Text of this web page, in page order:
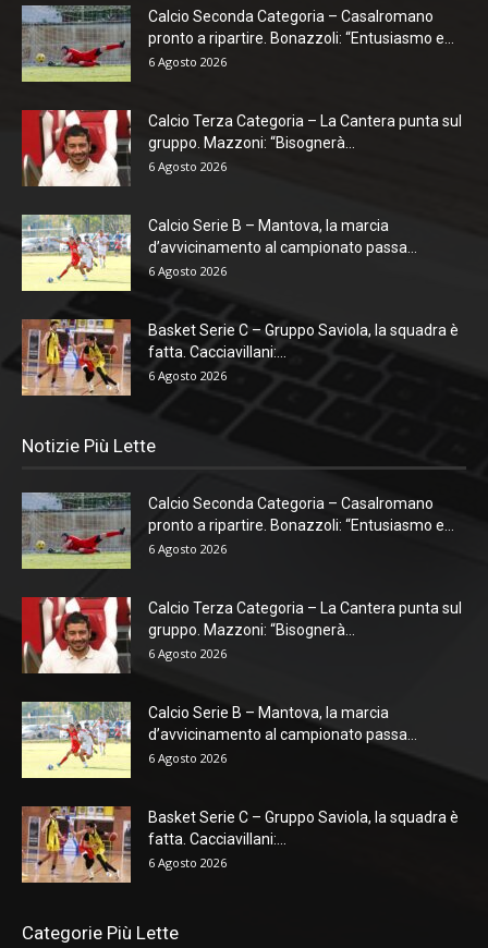
Calcio Seconda Categoria – Casalromano
pronto a ripartire. Bonazzoli: “Entusiasmo e...
6 Agosto 2026
Calcio Terza Categoria – La Cantera punta sul
gruppo. Mazzoni: “Bisognerà...
6 Agosto 2026
Calcio Serie B – Mantova, la marcia
d’avvicinamento al campionato passa...
6 Agosto 2026
Basket Serie C – Gruppo Saviola, la squadra è
fatta. Cacciavillani:...
6 Agosto 2026
Notizie Più Lette
Calcio Seconda Categoria – Casalromano
pronto a ripartire. Bonazzoli: “Entusiasmo e...
6 Agosto 2026
Calcio Terza Categoria – La Cantera punta sul
gruppo. Mazzoni: “Bisognerà...
6 Agosto 2026
Calcio Serie B – Mantova, la marcia
d’avvicinamento al campionato passa...
6 Agosto 2026
Basket Serie C – Gruppo Saviola, la squadra è
fatta. Cacciavillani:...
6 Agosto 2026
Categorie Più Lette